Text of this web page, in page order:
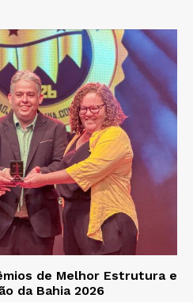
de Melhor Estrutura e
da Bahia 2026